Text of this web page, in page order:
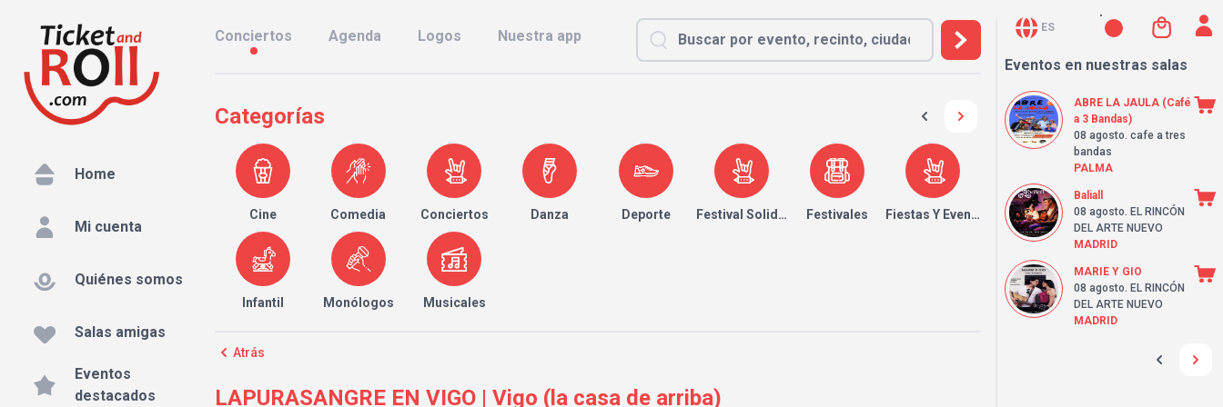
Home
Mi cuenta
Quiénes somos
Salas amigas
Eventos
destacados
Conciertos Agenda Logos Nuestra app
Categorías
Cine Comedia Conciertos Danza Deporte Festival Solidario Festivales Fiestas Y Eventos
Infantil Monólogos Musicales
Atrás
LAPURASANGRE EN VIGO | Vigo (la casa de arriba)
ES
Eventos en nuestras salas
ABRE LA JAULA (Café
a 3 Bandas)
08 agosto. cafe a tres
bandas
PALMA
Baliall
08 agosto. EL RINCÓN
DEL ARTE NUEVO
MADRID
MARIE Y GIO
08 agosto. EL RINCÓN
DEL ARTE NUEVO
MADRID